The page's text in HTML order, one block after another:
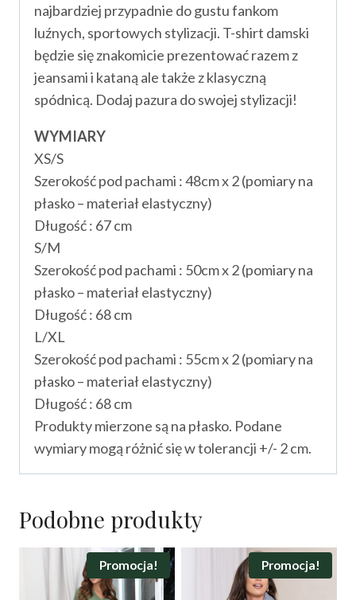
najbardziej przypadnie do gustu fankom
luźnych, sportowych stylizacji. T-shirt damski
będzie się znakomicie prezentować razem z
jeansami i kataną ale także z klasyczną
spódnicą. Dodaj pazura do swojej stylizacji!
WYMIARY
XS/S
Szerokość pod pachami : 48cm x 2 (pomiary na
płasko – materiał elastyczny)
Długość : 67 cm
S/M
Szerokość pod pachami : 50cm x 2 (pomiary na
płasko – materiał elastyczny)
Długość : 68 cm
L/XL
Szerokość pod pachami : 55cm x 2 (pomiary na
płasko – materiał elastyczny)
Długość : 68 cm
Produkty mierzone są na płasko. Podane
wymiary mogą różnić się w tolerancji +/- 2 cm.
Podobne produkty
Promocja! Promocja!